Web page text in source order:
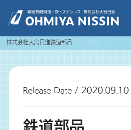
株式会社大宮日進鉄道部品
Release Date / 2020.09.10